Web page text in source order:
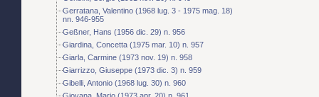
Gerratana, Valentino (1968 lug. 3 - 1975 mag. 18)
nn. 946-955
Geßner, Hans (1956 dic. 29) n. 956
Giardina, Concetta (1975 mar. 10) n. 957
Giarla, Carmine (1973 nov. 19) n. 958
Giarrizzo, Giuseppe (1973 dic. 3) n. 959
Gibelli, Antonio (1968 lug. 30) n. 960
Giovana, Mario (1973 apr. 20) n. 961